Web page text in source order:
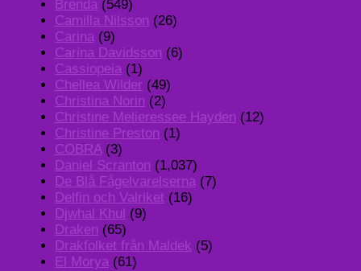
Brenda (549)
Camilla Nilsson (26)
Carina (9)
Carina Davidsson (6)
Cassiopeia (1)
Chellea Wilder (49)
Christina Norin (2)
Christine Melieressee Hayden (12)
Christine Preston (1)
COBRA(3)
Daniel Scranton (1,037)
De Blå Fågelvarelserna (7)
Delfin och Valriket (16)
Djwhal Khul (9)
Draken (65)
Drakfolket från Maldek (5)
El Morya (61)